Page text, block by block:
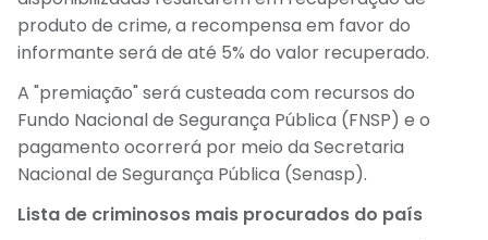
produto de crime, a recompensa em favor do
informante será de até 5% do valor recuperado.
A "premiação" será custeada com recursos do
Fundo Nacional de Segurança Pública (FNSP) e o
pagamento ocorrerá por meio da Secretaria
Nacional de Segurança Pública (Senasp).
Lista de criminosos mais procurados do país